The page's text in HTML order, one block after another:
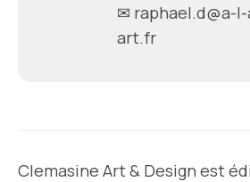
✉ raphael.d@a-
art.fr
Clemasine Art & Design est